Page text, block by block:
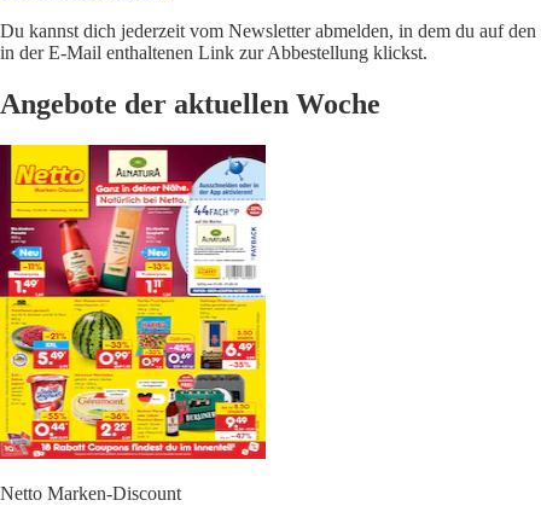
Du kannst dich jederzeit vom Newsletter abmelden, in dem du auf den
in der E-Mail enthaltenen Link zur Abbestellung klickst.
Angebote der aktuellen Woche
Netto Marken-Discount